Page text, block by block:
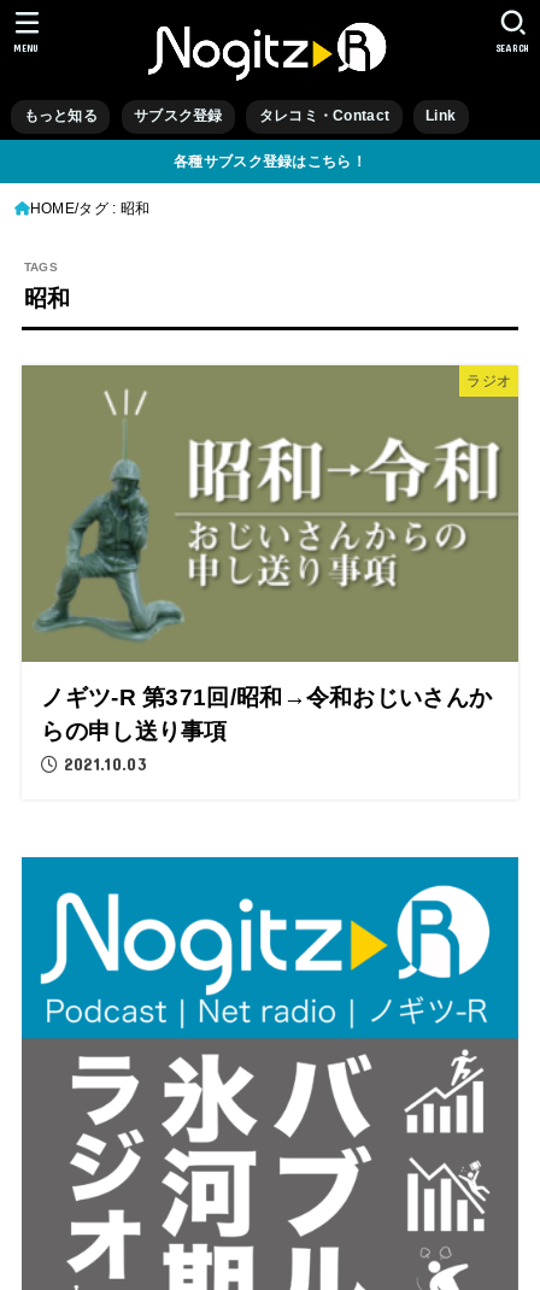
もっと知る サブスク登録 タレコミ・Contact Link
SEARCH
MENU
各種サブスク登録はこちら！
HOME タグ : 昭和
昭和
ラジオ
ノギツ-R 第371回/昭和→令和おじいさんか
らの申し送り事項
2021.10.03